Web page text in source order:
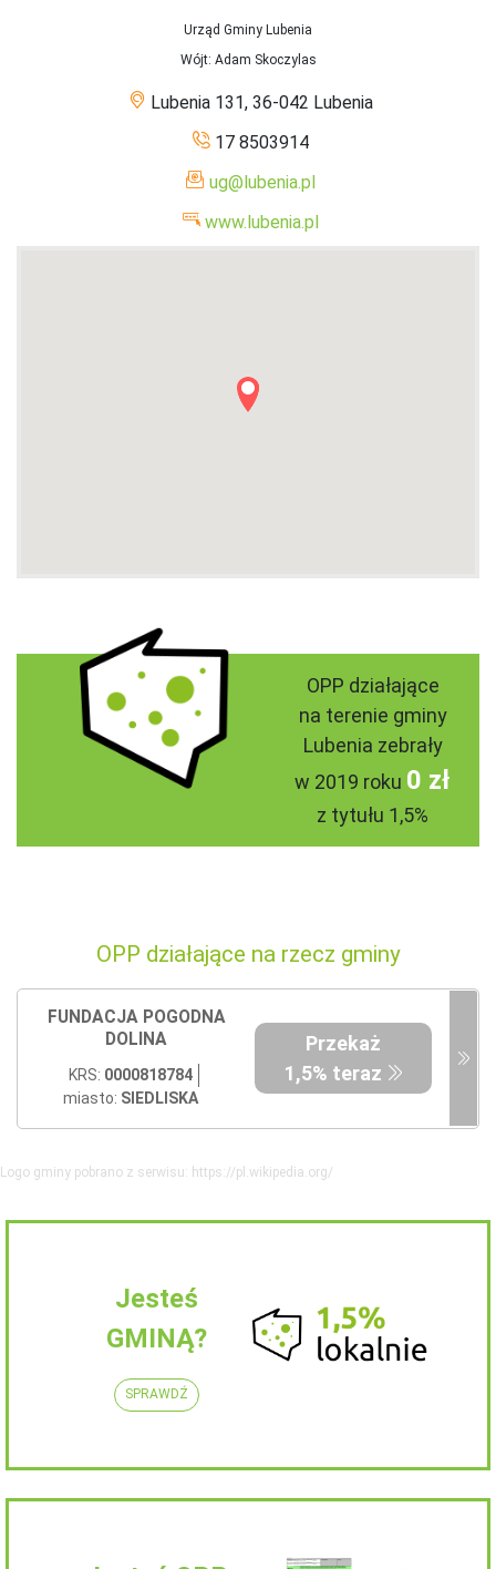
Urząd Gminy Lubenia
Wójt: Adam Skoczylas
Lubenia 131, 36-042 Lubenia
17 8503914
ug@lubenia.pl
www.lubenia.pl
OPP działające
na terenie gminy
Lubenia zebrały
w 2019 roku 0 zł
z tytułu 1,5%
OPP działające na rzecz gminy
FUNDACJA POGODNA
DOLINA
KRS: 0000818784
miasto: SIEDLISKA
Przekaż
1,5% teraz
Logo gminy pobrano z serwisu: https://pl.wikipedia.org/
Jesteś
GMINĄ?
SPRAWDŹ